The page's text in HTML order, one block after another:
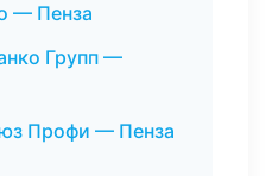
— Пенза
Групп —
Профи — Пенза